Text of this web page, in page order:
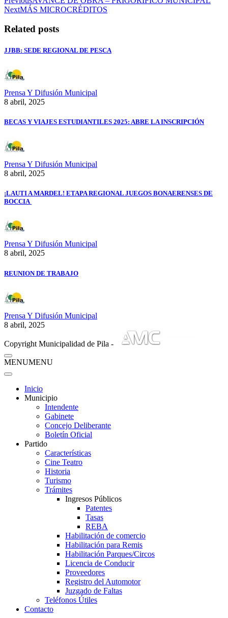
NextMÁS MICROCRÉDITOS
Related posts
JJBB: SEDE REGIONAL DE PESCA
Prensa Y Difusión Municipal
8 abril, 2025
BECAS Y VIAJES ESTUDIANTILES 2025: ABRE LA INSCRIPCIÓN
Prensa Y Difusión Municipal
8 abril, 2025
¡LAUTI A MARDEL! ETAPA REGIONAL JUEGOS BONAERENSES DE
BOCCIA
Prensa Y Difusión Municipal
8 abril, 2025
REUNION DE TRABAJO
Prensa Y Difusión Municipal
8 abril, 2025
Copyright Municipalidad de Pila -
MENUMENU
Inicio
Municipio
Intendente
Gabinete
Concejo Deliberante
Boletín Oficial
Partido
Características
Cine Teatro
Historia
Turismo
Trámites
Ingresos Públicos
Patentes
Tasas
REBA
Habilitación de comercio
Habilitación para Remis
Habilitación Parques/Circos
Licencia de Conducir
Proveedores
Registro del Automotor
Juzgado de Faltas
Teléfonos Útiles
Contacto